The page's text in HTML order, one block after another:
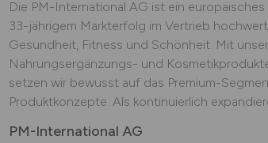
Die PM-International AG ist ein
33-jährigem Markterfolg im Vertrieb
Gesundheit, Fitness und Schönheit. Mit
Nahrungsergänzungs- und
setzen wir bewusst auf das Premium-
Produktkonzepte. Als kontinuierlich
PM-International AG